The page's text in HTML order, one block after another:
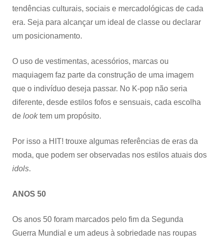
tendências culturais, sociais e mercadológicas de cada
era. Seja para alcançar um ideal de classe ou declarar
um posicionamento.
O uso de vestimentas, acessórios, marcas ou
maquiagem faz parte da construção de uma imagem
que o indivíduo deseja passar. No K-pop não seria
diferente, desde estilos fofos e sensuais, cada escolha
de looktem um propósito.
Por isso a HIT! trouxe algumas referências de eras da
moda, que podem ser observadas nos estilos atuais dos
idols.
ANOS 50
Os anos 50 foram marcados pelo fim da Segunda
Guerra Mundial e um adeus à sobriedade nas roupas